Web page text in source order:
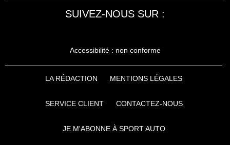
SUIVEZ-NOUS SUR :
Accessibilité : non conforme
LA RÉDACTION MENTIONS LÉGALES
SERVICE CLIENT CONTACTEZ-NOUS
JE M'ABONNE À SPORT AUTO